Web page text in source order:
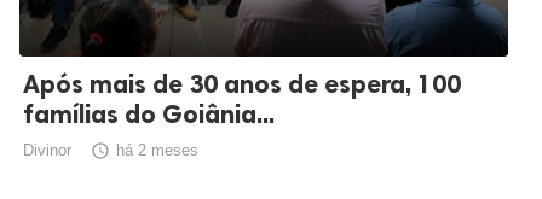
Após mais de 30 anos de espera, 100
famílias do Goiânia...
Divinor  há 2 meses